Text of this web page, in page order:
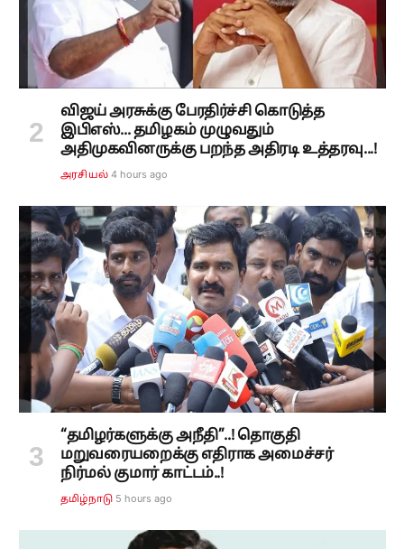
விஜய் அரசுக்கு பேரதிர்ச்சி கொடுத்த
இபிஎஸ்... தமிழகம் முழுவதும்
அதிமுகவினருக்கு பறந்த அதிரடி உத்தரவு...!
அரசியல் 4 hours ago
“தமிழர்களுக்கு அநீதி”..! தொகுதி
மறுவரையறைக்கு எதிராக அமைச்சர்
நிர்மல் குமார் காட்டம்..!
தமிழ்நாடு 5 hours ago